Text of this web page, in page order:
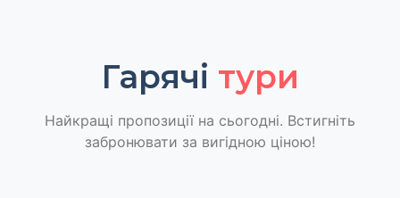
Гарячі тури
Найкращі пропозиції на сьогодні. Встигніть
забронювати за вигідною ціною!